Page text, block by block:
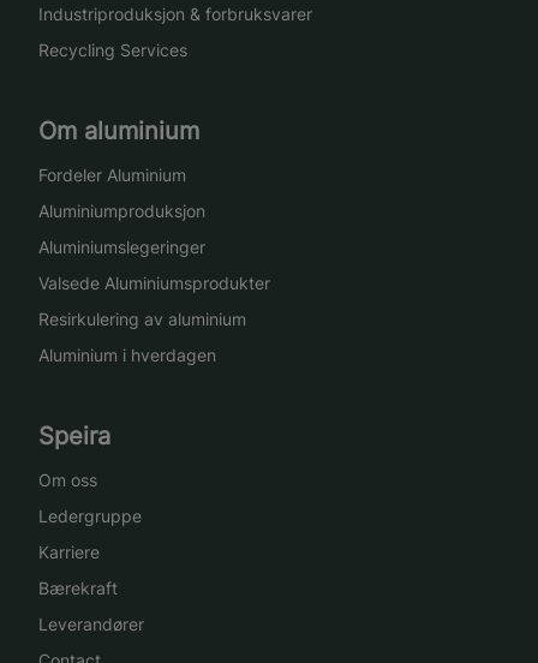
Industriproduksjon & forbruksvarer
Recycling Services
Om aluminium
Fordeler Aluminium
Aluminiumproduksjon
Aluminiumslegeringer
Valsede Aluminiumsprodukter
Resirkulering av aluminium
Aluminium i hverdagen
Speira
Om oss
Ledergruppe
Karriere
Bærekraft
Leverandører